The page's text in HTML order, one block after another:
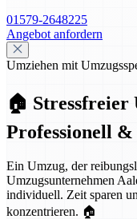
01579-2648225
Angebot anfordern
Umziehen mit
🏠 Stressfreier
Professionell
Ein Umzug, der
Umzugsunternehmen
individuell. Zeit sparen
konzentrieren. 🏠